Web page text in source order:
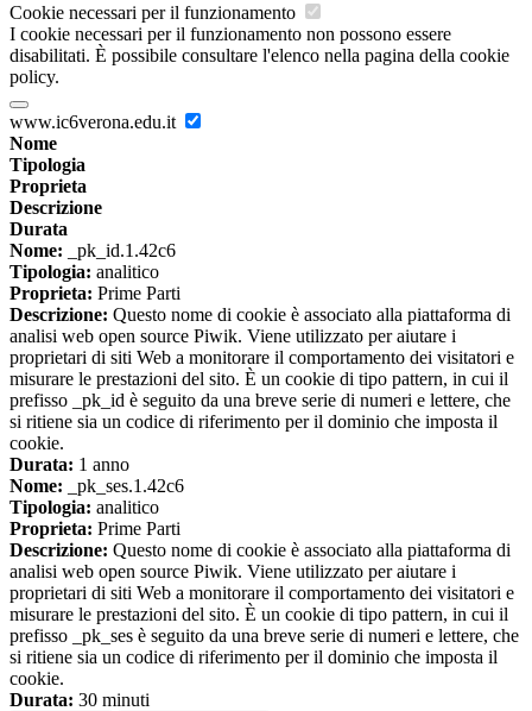
Cookie necessari per il funzionamento
I cookie necessari per il funzionamento non possono essere
disabilitati. È possibile consultare l'elenco nella pagina della cookie
policy.
www.ic6verona.edu.it
Nome
Tipologia
Proprieta
Descrizione
Durata
Nome: _pk_id.1.42c6
Tipologia: analitico
Proprieta: Prime Parti
Descrizione: Questo nome di cookie è associato alla piattaforma di
analisi web open source Piwik. Viene utilizzato per aiutare i
proprietari di siti Web a monitorare il comportamento dei visitatori e
misurare le prestazioni del sito. È un cookie di tipo pattern, in cui il
prefisso _pk_id è seguito da una breve serie di numeri e lettere, che
si ritiene sia un codice di riferimento per il dominio che imposta il
cookie.
Durata: 1 anno
Nome: _pk_ses.1.42c6
Tipologia: analitico
Proprieta: Prime Parti
Descrizione: Questo nome di cookie è associato alla piattaforma di
analisi web open source Piwik. Viene utilizzato per aiutare i
proprietari di siti Web a monitorare il comportamento dei visitatori e
misurare le prestazioni del sito. È un cookie di tipo pattern, in cui il
prefisso _pk_ses è seguito da una breve serie di numeri e lettere, che
si ritiene sia un codice di riferimento per il dominio che imposta il
cookie.
Durata: 30 minuti